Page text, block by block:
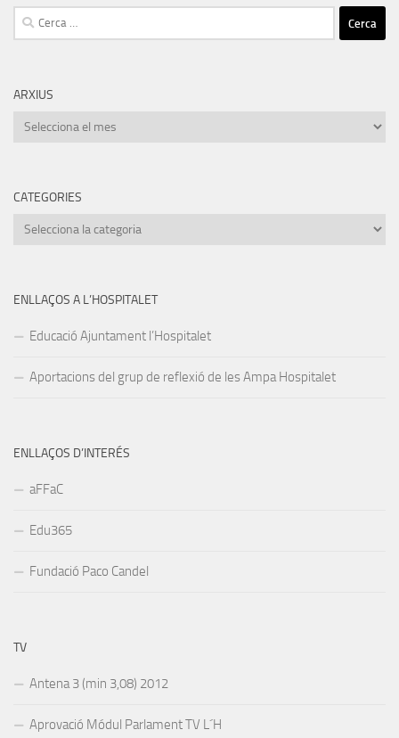
Cerca:
ARXIUS
Arxius
CATEGORIES
Categories
ENLLAÇOS A L’HOSPITALET
Educació Ajuntament l’Hospitalet
Aportacions del grup de reflexió de les Ampa Hospitalet
ENLLAÇOS D’INTERÉS
aFFaC
Edu365
Fundació Paco Candel
TV
Antena 3 (min 3,08) 2012
Aprovació Módul Parlament TV L´H